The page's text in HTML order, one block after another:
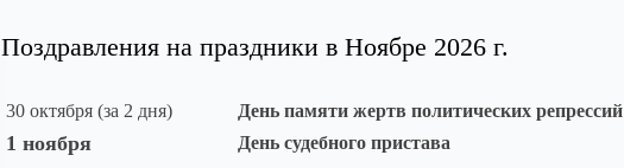
Поздравления на праздники в Ноябре 2026 г.
30 октября (за 2 дня) День памяти жертв политических репрессий
1 ноября
День судебного пристава